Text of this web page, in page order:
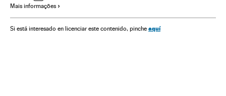
Mais informações
Si está interesado en licenciar este contenido, pinche aquí